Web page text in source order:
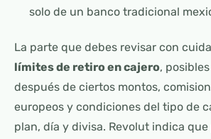
solo de un banco tradicional
La parte que debes revisar con
límites de retiro en cajero,
después de ciertos montos,
europeos y condiciones del tipo de
plan, día y divisa. Revolut indica